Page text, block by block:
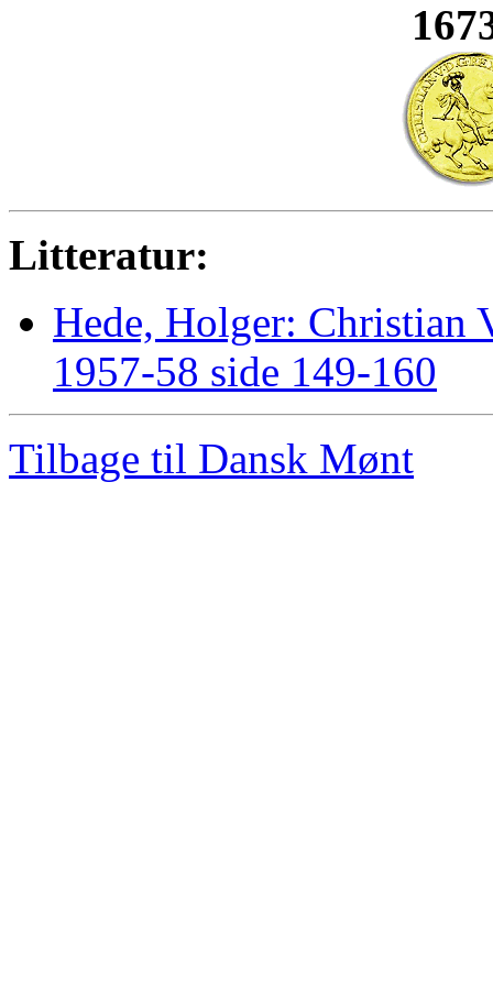
Litteratur:
Hede, Holger: Christian
1957-58 side 149-160
Tilbage til Dansk Mønt